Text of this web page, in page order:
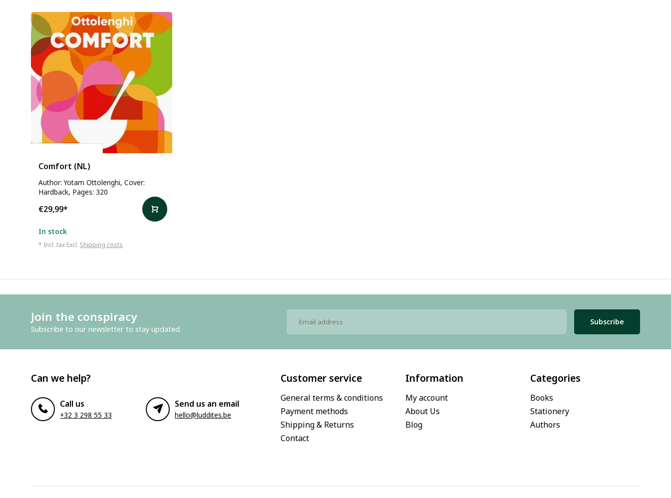
Comfort (NL)
Author: Yotam Ottolenghi, Cover:
Hardback, Pages: 320
€29,99*
In stock
* Incl. tax Excl. Shipping costs
Join the conspiracy
Subscribe to our newsletter to stay updated.
Subscribe
Can we help?
Call us
+32 3 298 55 33
Send us an email
hello@luddites.be
Customer service
General terms & conditions
Payment methods
Shipping & Returns
Contact
Information
My account
About Us
Blog
Categories
Books
Stationery
Authors